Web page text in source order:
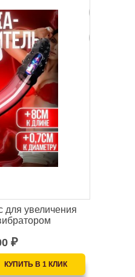
для увеличения
₽